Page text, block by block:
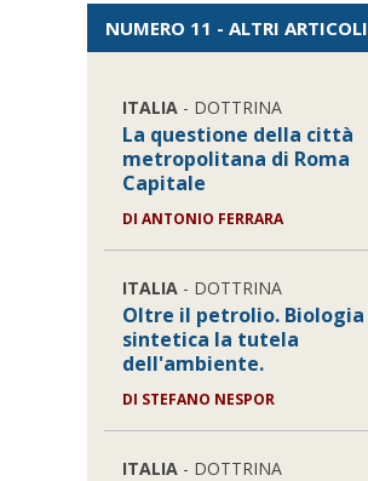
NUMERO 11 - ALTRI ARTICOLI
ITALIA - DOTTRINA
La questione della città
metropolitana di Roma
Capitale
DI ANTONIO FERRARA
ITALIA - DOTTRINA
Oltre il petrolio. Biologia
sintetica la tutela
dell'ambiente.
DI STEFANO NESPOR
ITALIA - DOTTRINA